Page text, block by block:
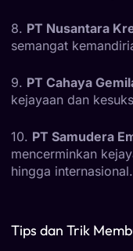
8. PT Nusantara
semangat
9. PT Cahaya
kejayaan dan
10. PT Samudera
mencerminkan
hingga internasional.
Tips dan Trik